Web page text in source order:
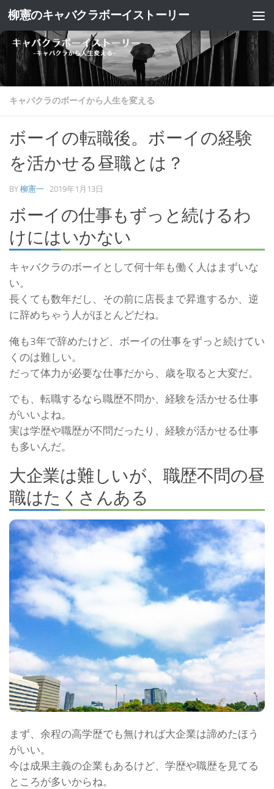
コンテンツへスキップ
柳憲のキャバクラボーイストーリー
キャバクラのボーイから人生を変える
ボーイの転職後。ボーイの経験
を活かせる昼職とは？
BY 柳憲一 · 2019年1月13日
ボーイの仕事もずっと続けるわ
けにはいかない
キャバクラのボーイとして何十年も働く人はまずいな
い。
長くても数年だし、その前に店長まで昇進するか、逆
に辞めちゃう人がほとんどだね。
俺も3年で辞めたけど、ボーイの仕事をずっと続けてい
くのは難しい。
だって体力が必要な仕事だから、歳を取ると大変だ。
でも、転職するなら職歴不問か、経験を活かせる仕事
がいいよね。
実は学歴や職歴が不問だったり、経験が活かせる仕事
も多いんだ。
大企業は難しいが、職歴不問の昼
職はたくさんある
まず、余程の高学歴でも無ければ大企業は諦めたほう
がいい。
今は成果主義の企業もあるけど、学歴や職歴を見てる
ところが多いからね。